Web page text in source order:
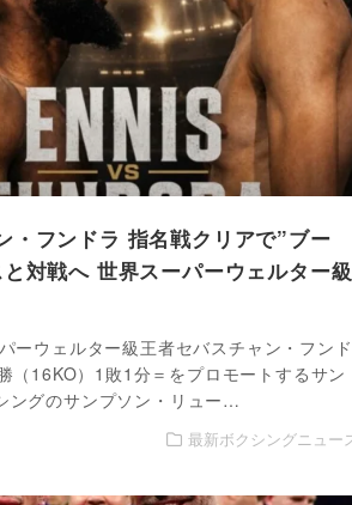
・フンドラ 指名戦クリアで”ブー
対戦へ 世界スーパーウェルター級
ーウェルター級王者セバスチャン・フンド
（16KO）1敗1分＝をプロモートするサン
ングのサンプソン・リュー…
最新ボクシングニュー